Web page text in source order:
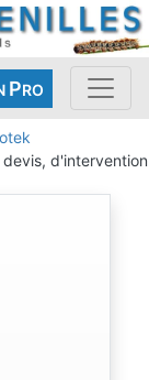
PRO
d'intervention